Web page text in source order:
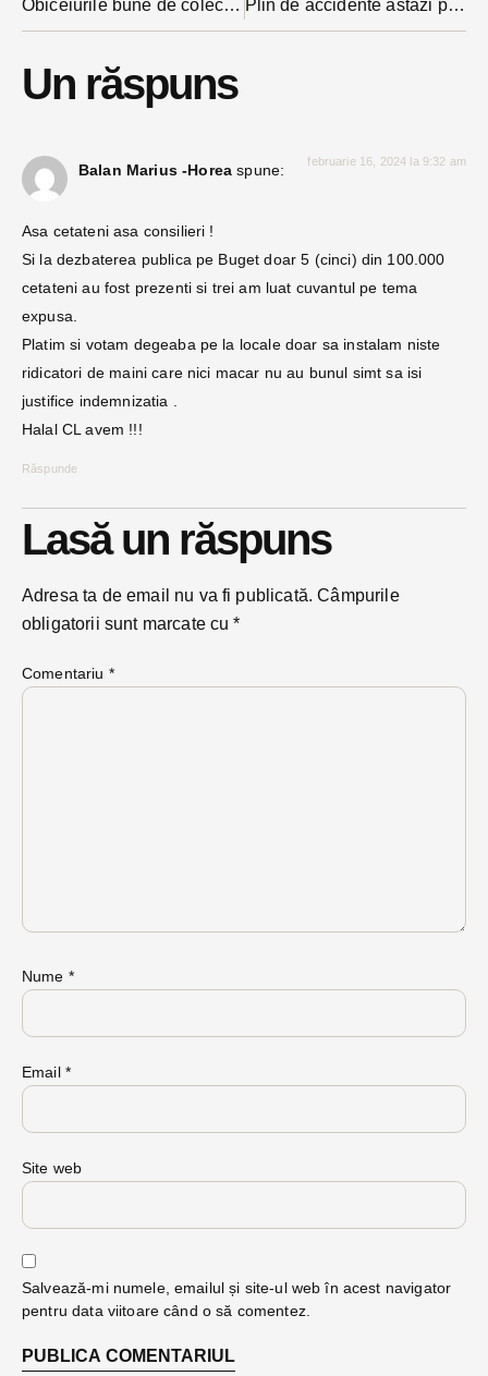
Obiceiurile bune de colectare selectivă se fixează greu: opt sute de pubele sunt verificate zilnic de inspectorii ADI Deșeuri Plin de accidente astăzi pe drumurile din județ. Carosabilul umed și neatenția la volan au favorizat accidentele
Un răspuns
Balan Marius -Horea spune: februarie 16, 2024 la 9:32 am
Asa cetateni asa consilieri !
Si la dezbaterea publica pe Buget doar 5 (cinci) din 100.000
cetateni au fost prezenti si trei am luat cuvantul pe tema
expusa.
Platim si votam degeaba pe la locale doar sa instalam niste
ridicatori de maini care nici macar nu au bunul simt sa isi
justifice indemnizatia .
Halal CL avem !!!
Răspunde
Lasă un răspuns
Adresa ta de email nu va fi publicată. Câmpurile
obligatorii sunt marcate cu*
Comentariu *
Nume *
Email *
Site web
Salvează-mi numele, emailul și site-ul web în acest navigator
pentru data viitoare când o să comentez.